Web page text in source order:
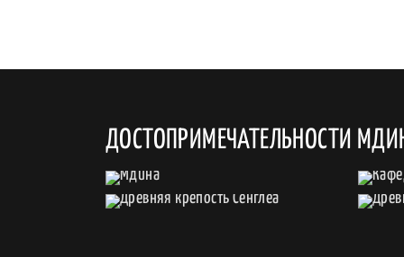
ДОСТОПРИМЕЧАТЕЛЬНОСТИ